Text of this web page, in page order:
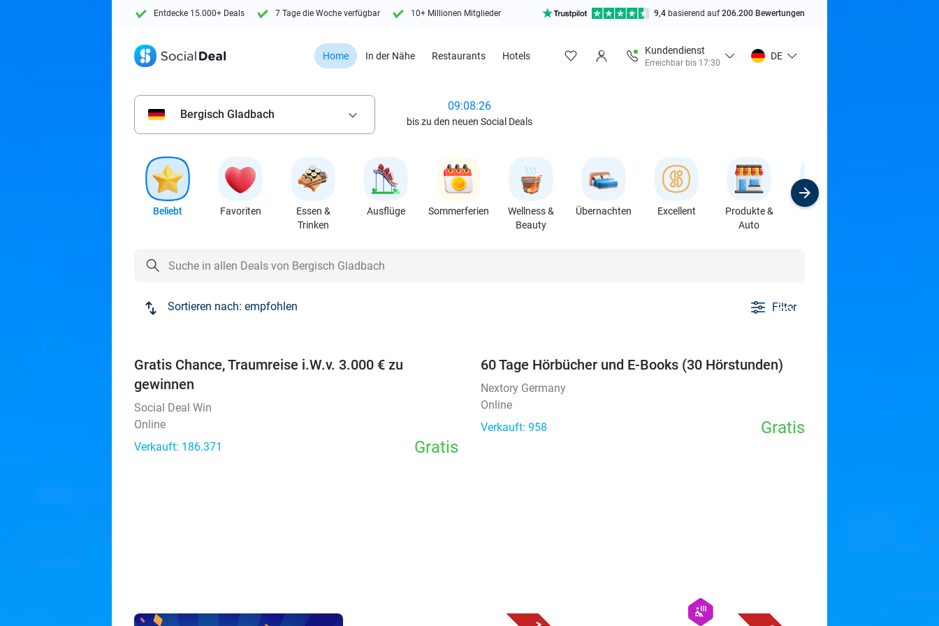
Entdecke 15.000+ Deals 7 Tage die Woche verfügbar 10+ Millionen Mitglieder 9,4 basierend auf206.200 Bewertungen
Home In der Nähe Restaurants Hotels
Kundendienst
Erreichbar bis 17:30
DE
Bergisch Gladbach keyboard_arrow_down
09:08:25
bis zu den neuen Social Deals
Beliebt Favoriten
Essen &
Trinken
Ausflüge Sommerferien
Wellness &
Beauty
Übernachten Excellent
Produkte &
Auto
Sport
Sortieren nach: empfohlen Filter
Gratis Chance, Traumreise i.W.v. 3.000 € zu
gewinnen
Social Deal Win
Online
Verkauft: 186.371
Gratis
favorite_border
60 Tage Hörbücher und E-Books (30 Hörstunden)
Nextory Germany
Online
Verkauft: 958
Gratis
hexagon
wellness